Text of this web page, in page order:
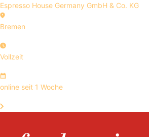
Espresso House Germany GmbH & Co. KG
Bremen
Vollzeit
online seit 1 Woche